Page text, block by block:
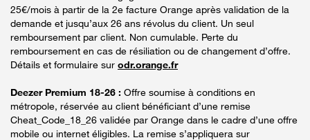
25€/mois à partir de la 2e facture Orange après validation de la
demande et jusqu’aux 26 ans révolus du client. Un seul
remboursement par client. Non cumulable. Perte du
remboursement en cas de résiliation ou de changement d’offre.
Détails et formulaire sur odr.orange.fr
Deezer Premium 18-26 : Offre soumise à conditions en
métropole, réservée au client bénéficiant d’une remise
Cheat_Code_18_26 validée par Orange dans le cadre d’une offre
mobile ou internet éligibles. La remise s’appliquera sur